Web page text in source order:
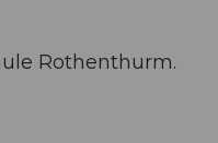
Rothenthurm.